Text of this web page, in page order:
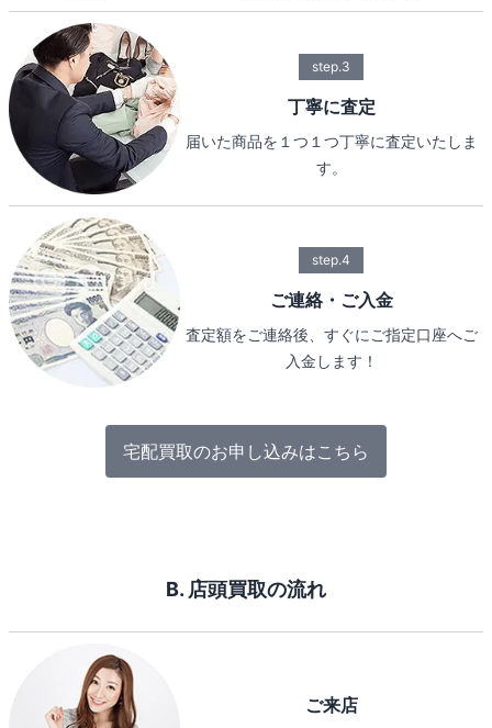
step.3
丁寧に査定
届いた商品を１つ１つ丁寧に査定いたしま
す。
step.4
ご連絡・ご入金
査定額をご連絡後、すぐにご指定口座へご
入金します！
宅配買取のお申し込みはこちら
B. 店頭買取の流れ
ご来店